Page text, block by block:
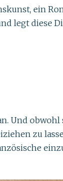
ein
legt diese
Und
zu